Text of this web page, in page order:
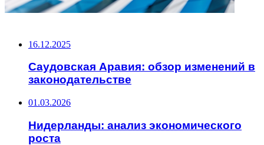
16.12.2025
Саудовская Аравия: обзор изменений в
законодательстве
01.03.2026
Нидерланды: анализ экономического
роста